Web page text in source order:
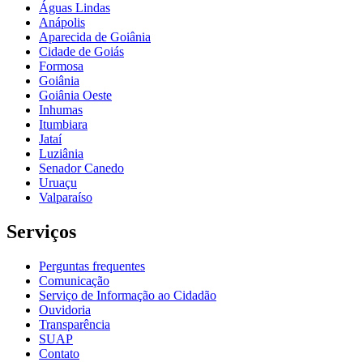
Águas Lindas
Anápolis
Aparecida de Goiânia
Cidade de Goiás
Formosa
Goiânia
Goiânia Oeste
Inhumas
Itumbiara
Jataí
Luziânia
Senador Canedo
Uruaçu
Valparaíso
Serviços
Perguntas frequentes
Comunicação
Serviço de Informação ao Cidadão
Ouvidoria
Transparência
SUAP
Contato